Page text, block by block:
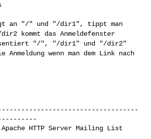
an "/" und "/dir1", tippt man
dir2
kommt das Anmeldefenster
"/", "/dir1" und "/dir2"
Anmeldung wenn man dem Link nach